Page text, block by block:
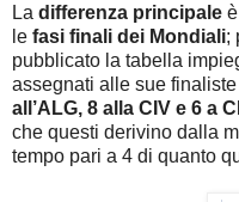
La differenza principale
le fasi finali dei Mondiali;
pubblicato la tabella
assegnati alle sue
all’ALG, 8 alla CIV e 6 a
che questi derivino dalla
tempo pari a 4 di quanto